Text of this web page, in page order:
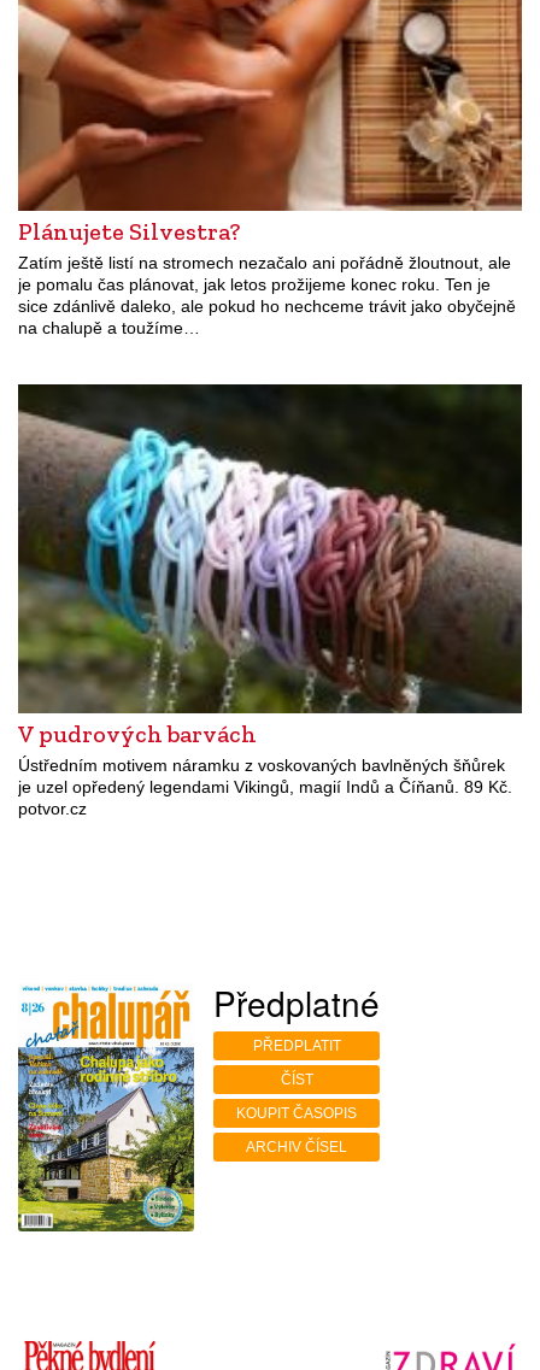
Plánujete Silvestra?
Zatím ještě listí na stromech nezačalo ani pořádně žloutnout, ale
je pomalu čas plánovat, jak letos prožijeme konec roku. Ten je
sice zdánlivě daleko, ale pokud ho nechceme trávit jako obyčejně
na chalupě a toužíme…
V pudrových barvách
Ústředním motivem náramku z voskovaných bavlněných šňůrek
je uzel opředený legendami Vikingů, magií Indů a Číňanů. 89 Kč.
potvor.cz
Předplatné
PŘEDPLATIT
ČÍST
KOUPIT ČASOPIS
ARCHIV ČÍSEL